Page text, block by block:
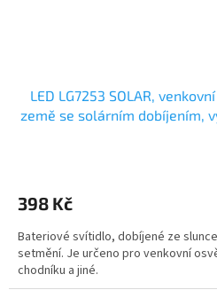
LED LG7253 SOLAR,
země se solárním dobíjením,
398 Kč
Bateriové svítidlo, dobíjené ze
setmění. Je určeno pro venkovní
chodníku a jiné.